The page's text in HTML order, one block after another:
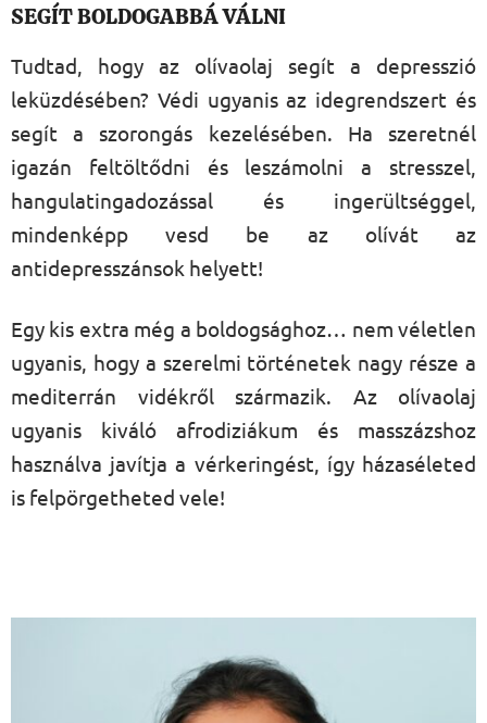
SEGÍT BOLDOGABBÁ VÁLNI
Tudtad, hogy az olívaolaj segít a depresszió
leküzdésében? Védi ugyanis az idegrendszert és
segít a szorongás kezelésében. Ha szeretnél
igazán feltöltődni és leszámolni a stresszel,
hangulatingadozással és ingerültséggel,
mindenképp vesd be az olívát az
antidepresszánsok helyett!
Egy kis extra még a boldogsághoz… nem véletlen
ugyanis, hogy a szerelmi történetek nagy része a
mediterrán vidékről származik. Az olívaolaj
ugyanis kiváló afrodiziákum és masszázshoz
használva javítja a vérkeringést, így házaséleted
is felpörgetheted vele!